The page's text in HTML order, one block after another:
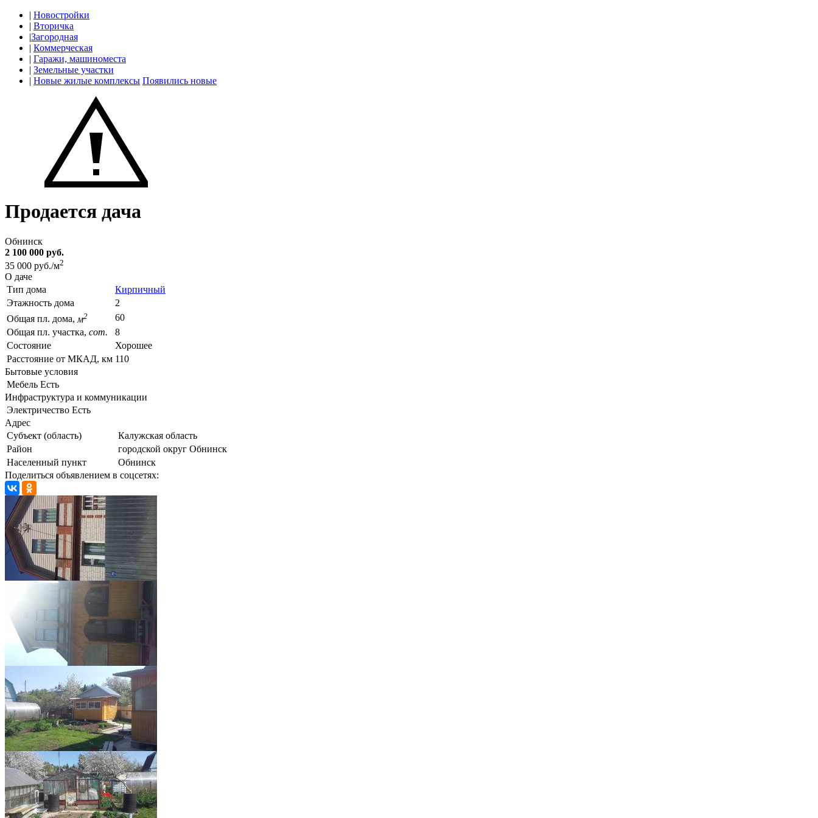
| Новостройки
| Вторичка
|Загородная
| Коммерческая
| Гаражи, машиноместа
| Земельные участки
| Новые жилые комплексы Появились новые
Продается дача
Обнинск
2 100 000 руб.
35 000 руб./м2
О даче
Тип дома
Кирпичный
Этажность дома
2
Общая пл. дома, м2
60
Общая пл. участка, сот.
8
Состояние
Хорошее
Расстояние от МКАД, км 110
Бытовые условия
Мебель Есть
Инфраструктура и коммуникации
Электричество Есть
Адрес
Субъект (область)
Калужская область
Район
городской округ Обнинск
Населенный пункт
Обнинск
Поделиться объявлением в соцсетях: